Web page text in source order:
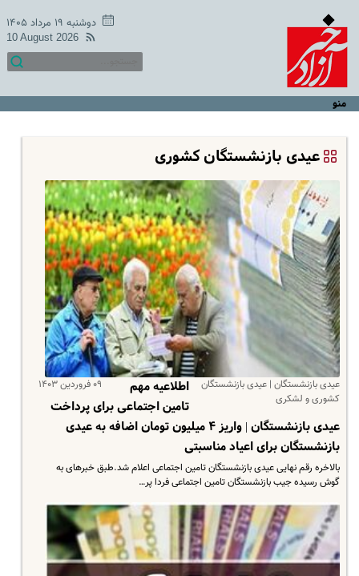
دوشنبه ۱۹ مرداد ۱۴۰۵
10 August 2026
منو
عیدی بازنشستگان کشوری
عیدی بازنشستگان | عیدی بازنشستگان
کشوری و لشکری
۰۹ فروردین ۱۴۰۳
اطلاعیه مهم
تامین اجتماعی برای پرداخت
عیدی بازنشستگان | واریز ۴ میلیون تومان اضافه به عیدی
بازنشستگان برای اعیاد مناسبتی
بالاخره رقم نهایی عیدی بازنشستگان تامین اجتماعی اعلام شد.طبق خبرهای به
گوش رسیده جیب بازنشستگان تامین اجتماعی فردا پر…